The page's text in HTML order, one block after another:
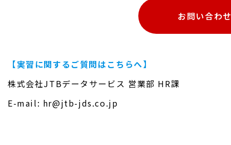
お問い合わせ
【実習に関するご質問はこちらへ】
株式会社JTBデータサービス 営業部 HR課
E-mail: hr@jtb-jds.co.jp